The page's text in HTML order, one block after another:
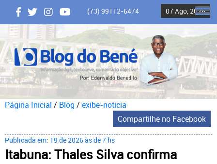
(73) 99112-6474 07 Ago, 2026
Página Inicial / Blog / exibe-noticia
Compartilhe no Facebook
Publicada em: 19 de 2026 às de 7 hs
Itabuna: Thales Silva confirma